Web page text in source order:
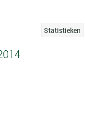
Statistieken